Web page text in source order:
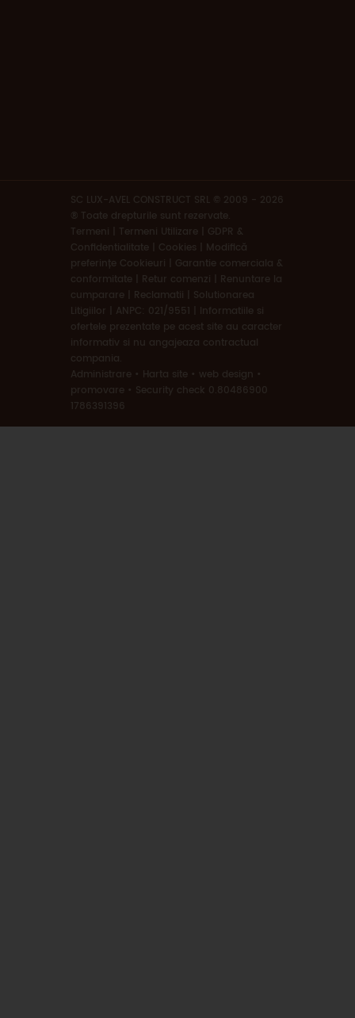
SC LUX-AVEL CONSTRUCT SRL © 2009 - 2026
® Toate drepturile sunt rezervate.
Termeni
Termeni Utilizare | GDPR &
Confidentialitate | Cookies
Modifică
preferințe Cookieuri
Garantie comerciala &
conformitate
Retur comenzi
Renuntare la
cumparare
Reclamatii
Solutionarea
Litigiilor
ANPC: 021/9551
Informatiile si
ofertele prezentate pe acest site au caracter
informativ si nu angajeaza contractual
compania.
Administrare • Harta site • web design
•
promovare • Security check 0.80486900
1786391396